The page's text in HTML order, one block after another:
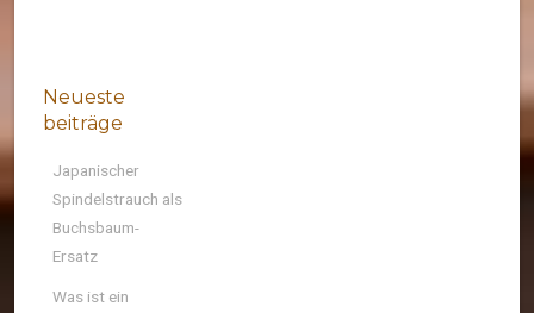
Neueste
beiträge
Japanischer
Spindelstrauch als
Buchsbaum-
Ersatz
Was ist ein